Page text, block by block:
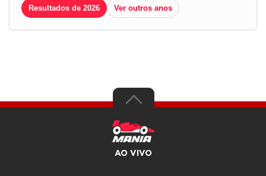
Resultados de 2026 Ver outros anos
AO VIVO